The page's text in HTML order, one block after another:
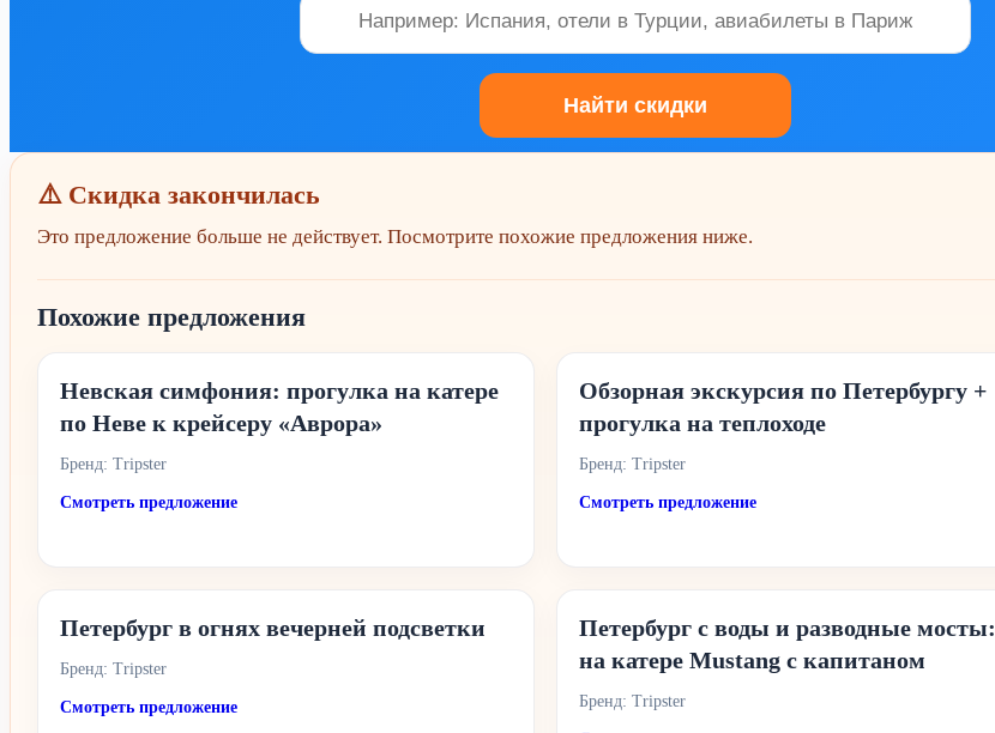
⚠️ Скидка закончилась
Это предложение больше не действует. Посмотрите похожие предложения ниже.
Похожие предложения
Невская симфония: прогулка на катере
по Неве к крейсеру «Аврора»
Бренд: Tripster
Смотреть предложение
Обзорная экскурсия по Петербургу +
прогулка на теплоходе
Бренд: Tripster
Смотреть предложение
Петербург в огнях вечерней подсветки
Бренд: Tripster
Смотреть предложение
Петербург с воды и разводные мосты:
на катере Mustang с капитаном
Бренд: Tripster